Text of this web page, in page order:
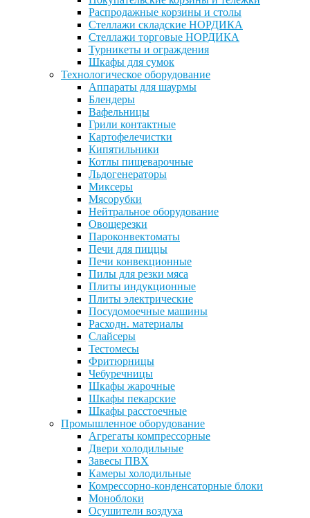
Распродажные корзины и столы
Стеллажи складские НОРДИКА
Стеллажи торговые НОРДИКА
Турникеты и ограждения
Шкафы для сумок
Технологическое оборудование
Аппараты для шаурмы
Блендеры
Вафельницы
Грили контактные
Картофелечистки
Кипятильники
Котлы пищеварочные
Льдогенераторы
Миксеры
Мясорубки
Нейтральное оборудование
Овощерезки
Пароконвектоматы
Печи для пиццы
Печи конвекционные
Пилы для резки мяса
Плиты индукционные
Плиты электрические
Посудомоечные машины
Расходн. материалы
Слайсеры
Тестомесы
Фритюрницы
Чебуречницы
Шкафы жарочные
Шкафы пекарские
Шкафы расстоечные
Промышленное оборудование
Агрегаты компрессорные
Двери холодильные
Завесы ПВХ
Камеры холодильные
Комрессорно-конденсаторные блоки
Моноблоки
Осушители воздуха